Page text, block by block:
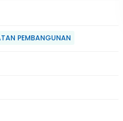
PEMBANGUNAN